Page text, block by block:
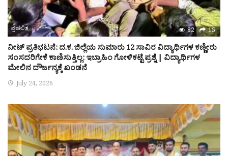
ಪ್ರಚಲಿತ 82 15
ನೀಟ್ ಪ್ರತಿಭಟನೆ: ದ.ಕ. ಜಿಲ್ಲೆಯ ಸುಮಾರು 12 ಸಾವಿರ ವಿದ್ಯಾರ್ಥಿಗಳ ಕಣ್ಣೀರು
ಸಂಸದರಿಗೇಕೆ ಕಾಣಿಸುತ್ತಿಲ್ಲ: ಇಬ್ರಾಹಿಂ ಗೋಳಿಕಟ್ಟೆ ಪ್ರಶ್ನೆ | ವಿದ್ಯಾರ್ಥಿಗಳ
ಮೇಲಿನ ದೌರ್ಜನ್ಯಕ್ಕೆ ಖಂಡನೆ
July 24, 2026